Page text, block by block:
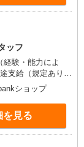
ッフ
経験・能力によ
支給（規定あり）
゜+゜ 入社祝い金
゜+゜・。
ショップ
を見る